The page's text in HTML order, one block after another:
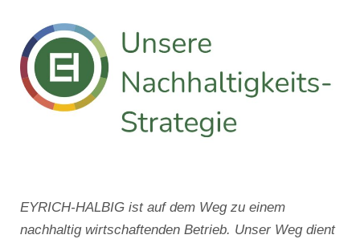
EYRICH-HALBIG ist auf dem Weg zu einem
nachhaltig wirtschaftenden Betrieb. Unser Weg dient